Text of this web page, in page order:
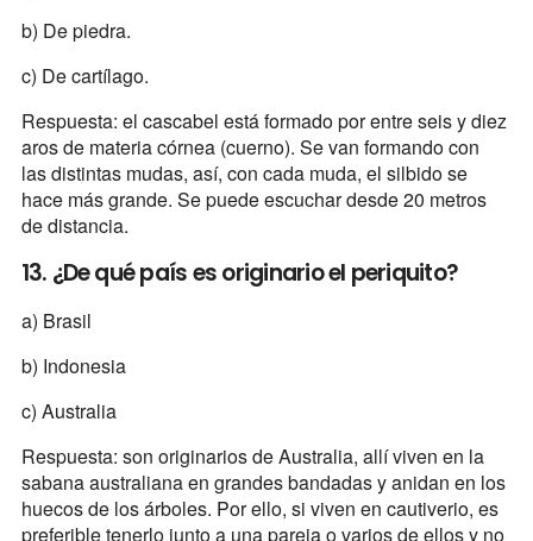
b) De piedra.
c) De cartílago.
Respuesta: el cascabel está formado por entre seis y diez
aros de materia córnea (cuerno). Se van formando con
las distintas mudas, así, con cada muda, el silbido se
hace más grande. Se puede escuchar desde 20 metros
de distancia.
13. ¿De qué país es originario el periquito?
a) Brasil
b) Indonesia
c) Australia
Respuesta: son originarios de Australia, allí viven en la
sabana australiana en grandes bandadas y anidan en los
huecos de los árboles. Por ello, si viven en cautiverio, es
preferible tenerlo junto a una pareja o varios de ellos y no